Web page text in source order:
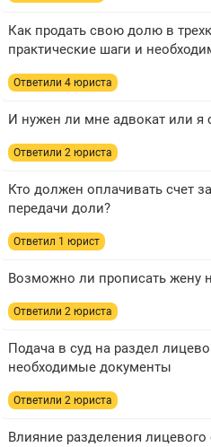
Как продать свою долю в
практические шаги и
Ответили 4 юристa
И нужен ли мне адвокат или я
Ответили 2 юристa
Кто должен оплачивать счет
передачи доли?
Ответил 1 юрист
Возможно ли прописать жену
Ответили 2 юристa
Подача в суд на раздел
необходимые документы
Ответили 2 юристa
Влияние разделения